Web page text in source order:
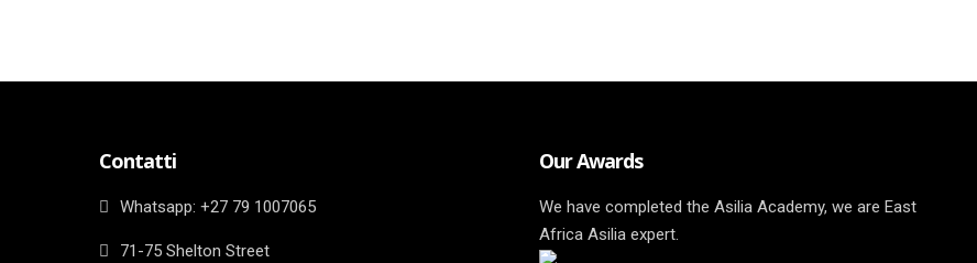
Contatti
Whatsapp: ‎+27 79 1007065
71-75 Shelton Street
Our Awards
We have completed the Asilia Academy, we are East
Africa Asilia expert.